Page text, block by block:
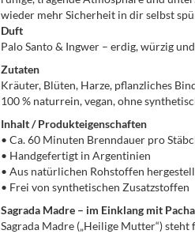
wieder mehr Sicherheit in dir selbst
Duft
Palo Santo & Ingwer – erdig, würzig
Zutaten
Kräuter, Blüten, Harze, pflanzliches
100 % naturrein, vegan, ohne
Inhalt / Produkteigenschaften
• Ca. 60 Minuten Brenndauer pro
• Handgefertigt in Argentinien
• Aus natürlichen Rohstoffen
• Frei von synthetischen Zusatzstoffen
Sagrada Madre – im Einklang mit
Sagrada Madre („Heilige Mutter“)